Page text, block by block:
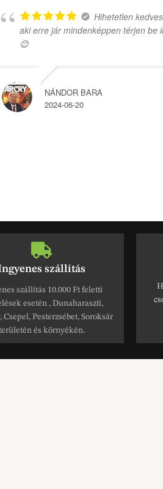
Hihetetlen
aki erre jár mindenképpen térjen be
😊
NÁNDOR BARA
2024-06-20
szállítás
szállítás 10.000 Ft feletti
esetén , Dunaharaszti,
Csepel, Pesterzsébet, Soroksár
és környékén.